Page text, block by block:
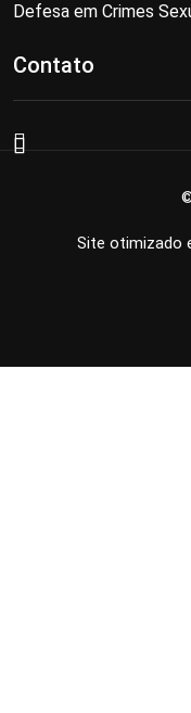
Defesa em Crimes
Contato
Site otimizado